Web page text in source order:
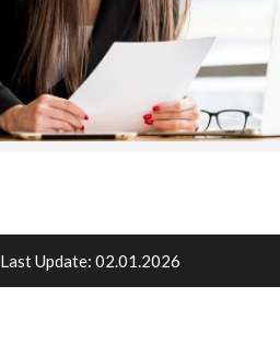
Last Update: 02.01.2026